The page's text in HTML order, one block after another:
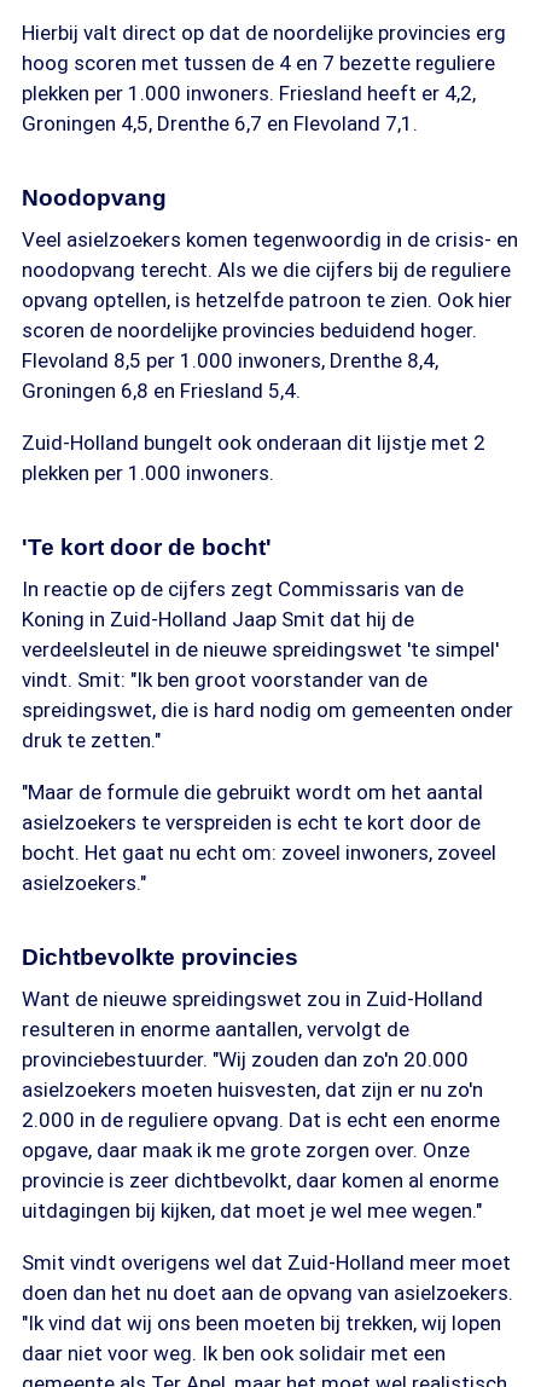
Hierbij valt direct op dat de noordelijke provincies erg
hoog scoren met tussen de 4 en 7 bezette reguliere
plekken per 1.000 inwoners. Friesland heeft er 4,2,
Groningen 4,5, Drenthe 6,7 en Flevoland 7,1.
Noodopvang
Veel asielzoekers komen tegenwoordig in de crisis- en
noodopvang terecht. Als we die cijfers bij de reguliere
opvang optellen, is hetzelfde patroon te zien. Ook hier
scoren de noordelijke provincies beduidend hoger.
Flevoland 8,5 per 1.000 inwoners, Drenthe 8,4,
Groningen 6,8 en Friesland 5,4.
Zuid-Holland bungelt ook onderaan dit lijstje met 2
plekken per 1.000 inwoners.
'Te kort door de bocht'
In reactie op de cijfers zegt Commissaris van de
Koning in Zuid-Holland Jaap Smit dat hij de
verdeelsleutel in de nieuwe spreidingswet 'te simpel'
vindt. Smit: "Ik ben groot voorstander van de
spreidingswet, die is hard nodig om gemeenten onder
druk te zetten."
"Maar de formule die gebruikt wordt om het aantal
asielzoekers te verspreiden is echt te kort door de
bocht. Het gaat nu echt om: zoveel inwoners, zoveel
asielzoekers."
Dichtbevolkte provincies
Want de nieuwe spreidingswet zou in Zuid-Holland
resulteren in enorme aantallen, vervolgt de
provinciebestuurder. "Wij zouden dan zo'n 20.000
asielzoekers moeten huisvesten, dat zijn er nu zo'n
2.000 in de reguliere opvang. Dat is echt een enorme
opgave, daar maak ik me grote zorgen over. Onze
provincie is zeer dichtbevolkt, daar komen al enorme
uitdagingen bij kijken, dat moet je wel mee wegen."
Smit vindt overigens wel dat Zuid-Holland meer moet
doen dan het nu doet aan de opvang van asielzoekers.
"Ik vind dat wij ons been moeten bij trekken, wij lopen
daar niet voor weg. Ik ben ook solidair met een